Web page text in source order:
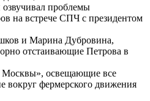
проблемы
на встрече СПЧ с президентом
и Марина Дубровина,
отстаивающие Петрова в
Москвы», освещающие все
вокруг фермерского движения